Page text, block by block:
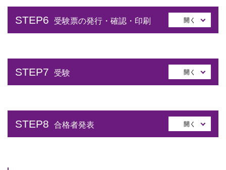
STEP6 受験票の発行・確認・印刷 開く
STEP7 受験 開く
STEP8 合格者発表 開く